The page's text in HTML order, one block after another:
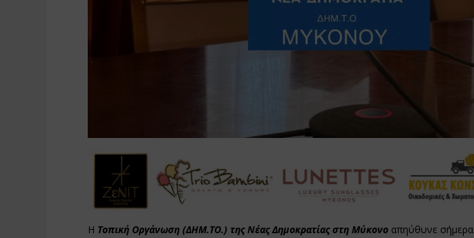
Η Τοπική Οργάνωση (ΔΗΜ.ΤΟ.) της Νέας Δημοκρατίας στη Μύκονο απηύθυνε σήμερα